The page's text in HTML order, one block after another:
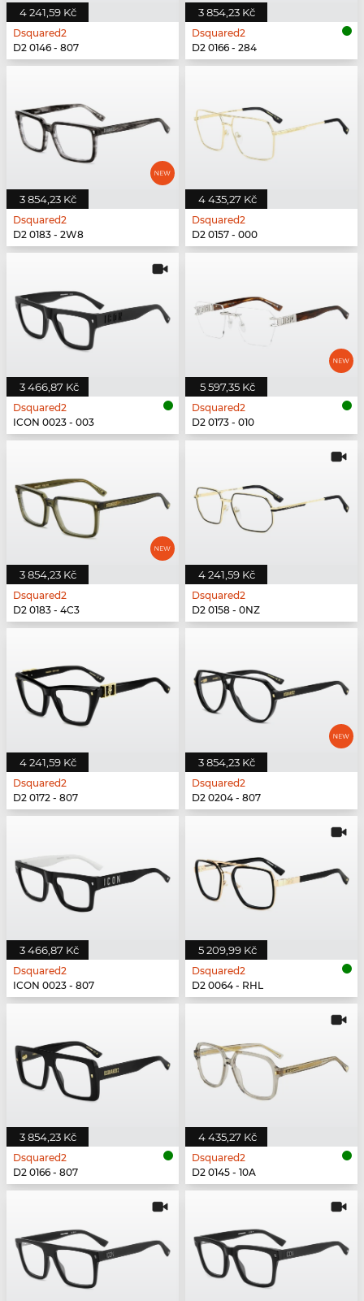
4 241,59 Kč
Dsquared2
D2 0146 - 807
3 854,23 Kč
Dsquared2
D2 0166 - 284
3 854,23 Kč
Dsquared2
D2 0183 - 2W8
4 435,27 Kč
Dsquared2
D2 0157 - 000
3 466,87 Kč
Dsquared2
ICON 0023 - 003
5 597,35 Kč
Dsquared2
D2 0173 - 010
3 854,23 Kč
Dsquared2
D2 0183 - 4C3
4 241,59 Kč
Dsquared2
D2 0158 - 0NZ
4 241,59 Kč
Dsquared2
D2 0172 - 807
3 854,23 Kč
Dsquared2
D2 0204 - 807
3 466,87 Kč
Dsquared2
ICON 0023 - 807
5 209,99 Kč
Dsquared2
D2 0064 - RHL
3 854,23 Kč
Dsquared2
D2 0166 - 807
4 435,27 Kč
Dsquared2
D2 0145 - 10A